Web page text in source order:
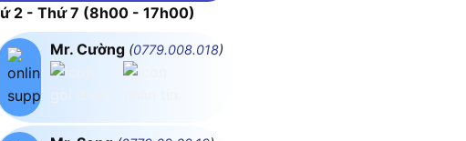
2 - Thứ 7 (8h00 - 17h00)
Mr. Cường (0779.008.018)